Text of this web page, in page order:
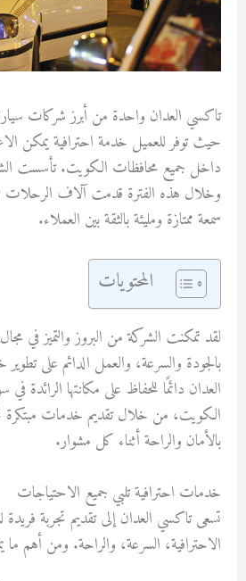
تاكسي العدان واحدة من أبرز شركات
حيث توفر للعميل خدمة احترافية يمكن
داخل جميع محافظات الكويت. تأسست
وخلال هذه الفترة قدمت آلاف الرحلات
سمعة ممتازة ومليئة بالثقة بين العملاء.
المحتويات
لقد تمكنت الشركة من البروز والتميز في
بالجودة والسرعة، والعمل الدائم على
العدان دائمًا للحفاظ على مكانتها الرائدة
الكويت، من خلال تقديم خدمات مبتكرة
بالأمان والراحة أثناء كل مشوار.
خدمات احترافية تلبي جميع الاحتياجات
تسعى تاكسي العدان إلى تقديم تجربة
الاحترافية، السرعة، والراحة. ومن أهم